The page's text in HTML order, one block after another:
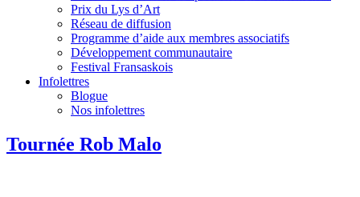
Prix du Lys d’Art
Réseau de diffusion
Programme d’aide aux membres associatifs
Développement communautaire
Festival Fransaskois
Infolettres
Blogue
Nos infolettres
Tournée Rob Malo